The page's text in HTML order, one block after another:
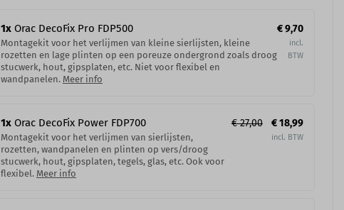
1x Orac DecoFix Pro​ FDP500
Montagekit voor het verlijmen van kleine sierlijsten, kleine
rozetten en lage plinten op een poreuze ondergrond zoals droog
stucwerk, hout, gipsplaten, etc. Niet voor flexibel en
wandpanelen. Meer info
€ 9,70
1x Orac DecoFix Power​ FDP700
Montagekit voor het verlijmen van sierlijsten,
rozetten, wandpanelen en plinten op vers/droog
stucwerk, hout, gipsplaten, tegels, glas, etc. Ook voor
flexibel. Meer info
€ 27,00 € 18,99